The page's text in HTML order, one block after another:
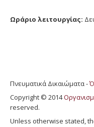
Ωράριο λειτουργίας:
Πνευματικά Δικαιώματα -
Copyright © 2014
reserved.
Unless otherwise stated,